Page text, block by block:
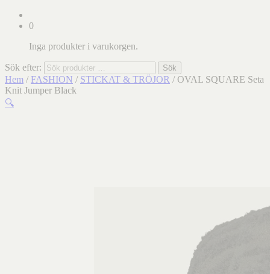
0
Inga produkter i varukorgen.
Sök efter: Sök
Hem / FASHION / STICKAT & TRÖJOR / OVAL SQUARE Seta
Knit Jumper Black
🔍